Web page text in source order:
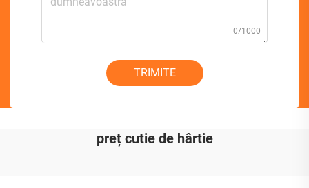
0/1000
TRIMITE
preț cutie de hârtie